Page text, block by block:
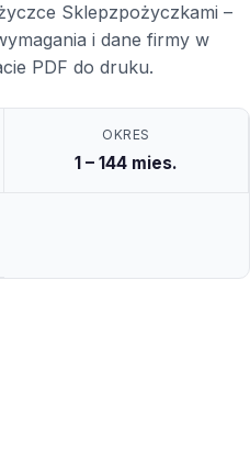
Sklepzpożyczkami –
i dane firmy w
PDF do druku.
OKRES
1 – 144 mies.